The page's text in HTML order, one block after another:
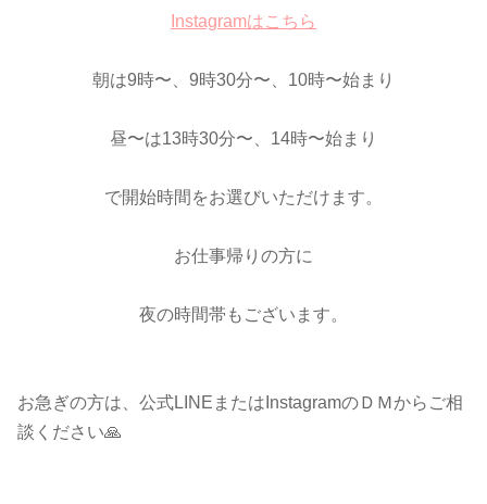
Instagramはこちら
朝は9時〜、9時30分〜、10時〜始まり
昼〜は13時30分〜、14時〜始まり
で開始時間をお選びいただけます。
お仕事帰りの方に
夜の時間帯もございます。
お急ぎの方は、公式LINEまたはInstagramのＤＭからご相
談ください🙏